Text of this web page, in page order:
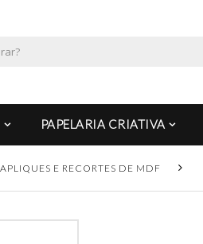
PAPELARIA CRIATIVA
APLIQUES E RECORTES DE MDF